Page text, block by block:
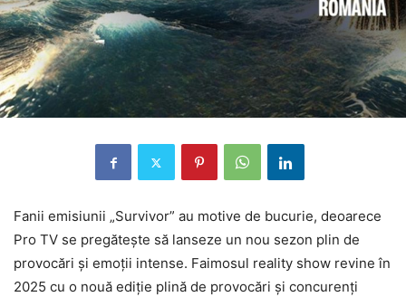
Fanii emisiunii „Survivor” au motive de bucurie, deoarece
Pro TV se pregătește să lanseze un nou sezon plin de
provocări și emoții intense. Faimosul reality show revine în
2025 cu o nouă ediție plină de provocări și concurenți